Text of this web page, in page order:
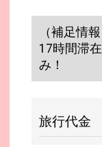
（補足情
17時間滞
み！
旅行代金